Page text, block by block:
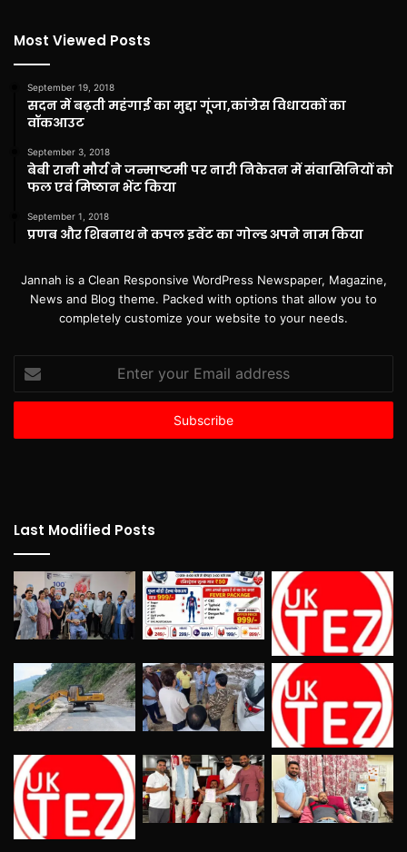
Most Viewed Posts
September 19, 2018
सदन में बढ़ती महंगाई का मुद्दा गूंजा,कांग्रेस विधायकों का
वॉकआउट
September 3, 2018
बेबी रानी मौर्य ने जन्माष्टमी पर नारी निकेतन में संवासिनियों को
फल एवं मिष्ठान भेंट किया
September 1, 2018
प्रणब और शिबनाथ ने कपल इवेंट का गोल्ड अपने नाम किया
Jannah is a Clean Responsive WordPress Newspaper, Magazine,
News and Blog theme. Packed with options that allow you to
completely customize your website to your needs.
your
Email
Last Modified Posts